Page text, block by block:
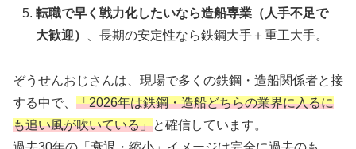
転職で早く戦力化したいなら造船専業（人手不足で
大歓迎）
、長期の安定性なら鉄鋼大手＋重工大手。
ぞうせんおじさんは、現場で多くの鉄鋼・造船関係者と接
する中で、 「2026年は鉄鋼・造船どちらの業界に入るに
も追い風が吹いている」と確信しています。